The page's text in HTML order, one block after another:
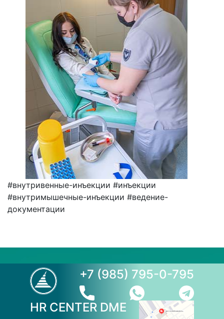
#внутривенные-инъекции #инъекции
#внутримышечные-инъекции #ведение-
документации
+7 (985) 795-0-795
HR CENTER DME